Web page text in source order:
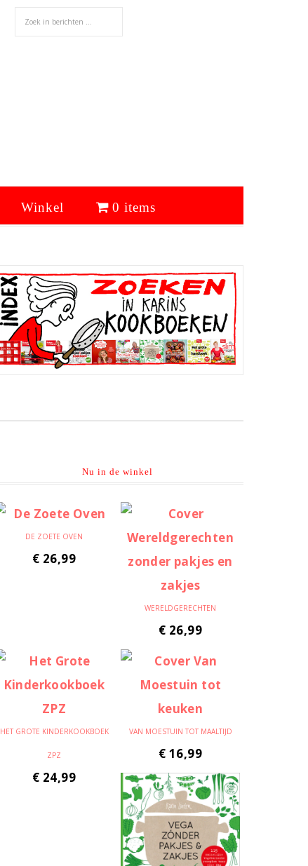
Winkel 0 items
Nu in de winkel
DE ZOETE OVEN
€ 26,99
WERELDGERECHTEN
€ 26,99
HET GROTE KINDERKOOKBOEK
ZPZ
€ 24,99
VAN MOESTUIN TOT MAALTIJD
€ 16,99